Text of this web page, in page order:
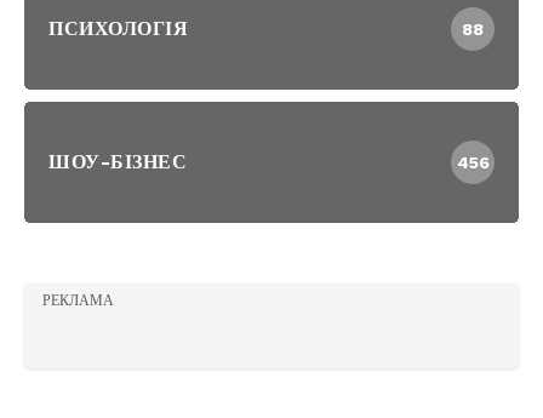
ПСИХОЛОГІЯ 88
ШОУ-БІЗНЕС 456
РЕКЛАМА